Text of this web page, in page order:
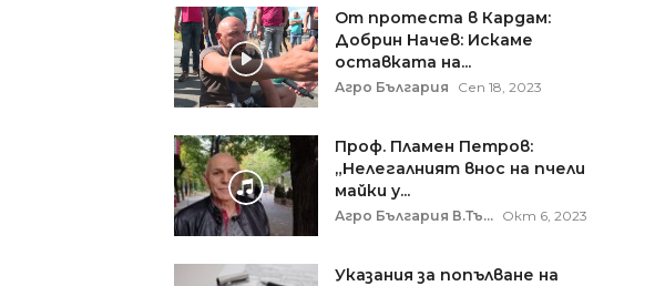
От протеста в Кардам:
Добрин Начев: Искаме
оставката на...
Агро България Сеп 18, 2023
Проф. Пламен Петров:
„Нелегалният внос на пчели
майки у...
Агро България В.Тъ... Окт 6, 2023
Указания за попълване на